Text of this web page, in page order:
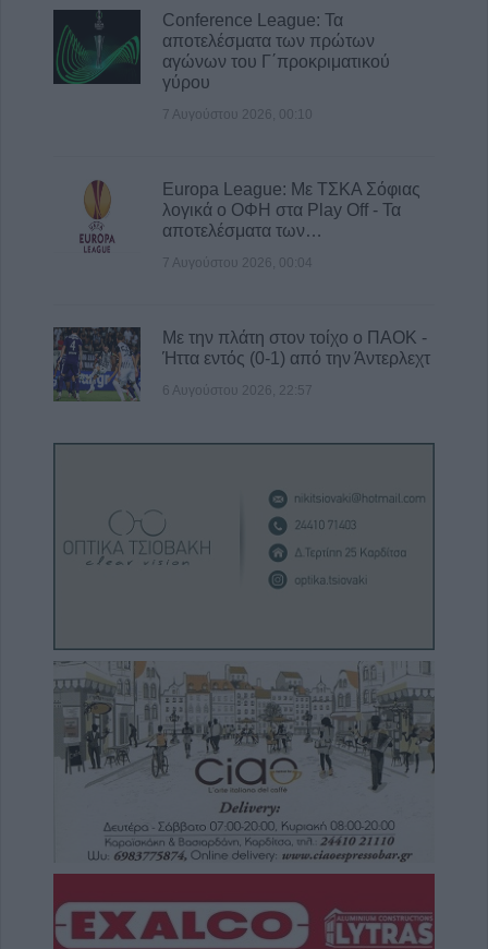
Conference League: Τα
αποτελέσματα των πρώτων
αγώνων του Γ΄προκριματικού
γύρου
7 Αυγούστου 2026, 00:10
Europa League: Με ΤΣΚΑ Σόφιας
λογικά ο ΟΦΗ στα Play Off - Τα
αποτελέσματα των…
7 Αυγούστου 2026, 00:04
Με την πλάτη στον τοίχο ο ΠΑΟΚ -
Ήττα εντός (0-1) από την Άντερλεχτ
6 Αυγούστου 2026, 22:57